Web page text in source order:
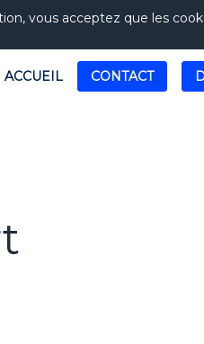
ACCUEIL CONTACT
vous acceptez que les